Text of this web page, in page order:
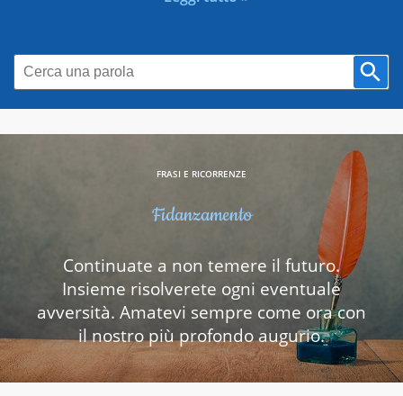
FRASI E RICORRENZE
Fidanzamento
Continuate a non temere il futuro.
Insieme risolverete ogni eventuale
avversità. Amatevi sempre come ora con
il nostro più profondo augurio.